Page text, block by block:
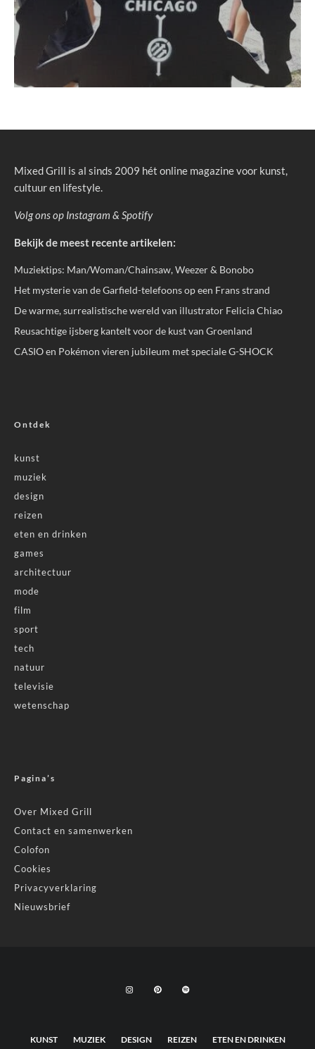
Mixed Grill is al sinds 2009 hét online magazine voor kunst,
cultuur en lifestyle.
Volg ons op Instagram & Spotify
Bekijk de meest recente artikelen:
Muziektips: Man/Woman/Chainsaw, Weezer & Bonobo
Het mysterie van de Garfield-telefoons op een Frans strand
De warme, surrealistische wereld van illustrator Felicia Chiao
Reusachtige ijsberg kantelt voor de kust van Groenland
CASIO en Pokémon vieren jubileum met speciale G-SHOCK
Ontdek
kunst
muziek
design
reizen
eten en drinken
games
architectuur
mode
film
sport
tech
natuur
televisie
wetenschap
Pagina’s
Over Mixed Grill
Contact en samenwerken
Colofon
Cookies
Privacyverklaring
Nieuwsbrief
KUNST MUZIEK DESIGN REIZEN ETEN EN DRINKEN